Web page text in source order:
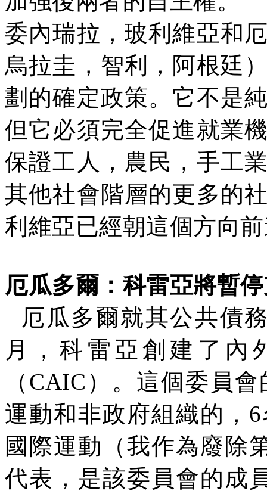
委內瑞拉，玻利維亞和
烏拉圭，智利，阿根廷
劃的確定政策。它不是
但它必須完全促進就業
保證工人，農民，手工
其他社會階層的更多的
利維亞已經朝這個方向
厄瓜多爾：科雷亞將暫
厄瓜多爾就其公共債
月，科雷亞創建了內
（ CAIC ）。這個委員會
運動和非政府組織的， 6
國際運動（我作為廢除
代表，是該委員會的成